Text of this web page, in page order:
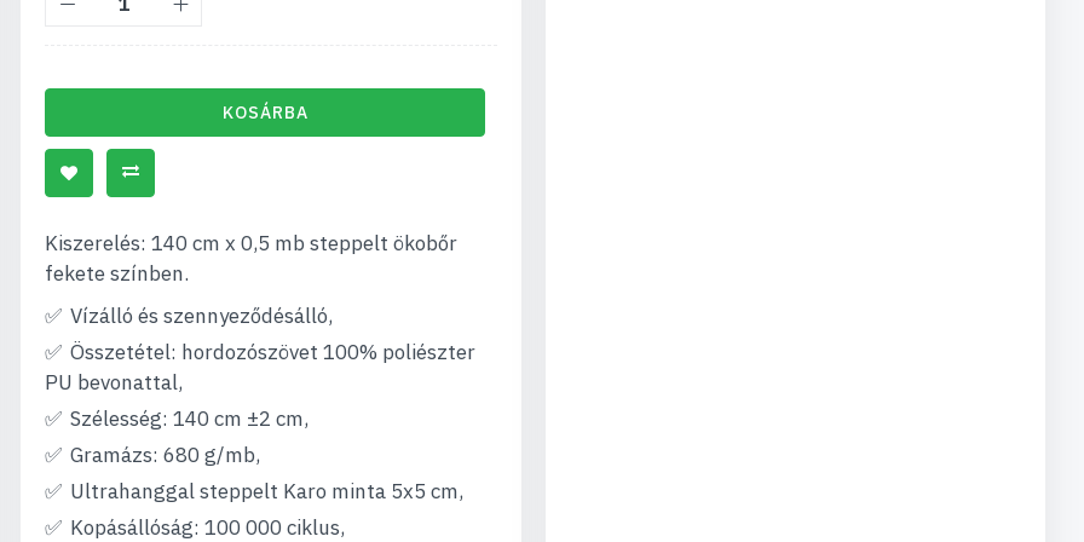
KOSÁRBA
Kiszerelés: 140 cm x 0,5 mb steppelt ökobőr
fekete színben.
Vízálló és szennyeződésálló,
Összetétel: hordozószövet 100% poliészter
PU bevonattal,
Szélesség: 140 cm ±2 cm,
Gramázs: 680 g/mb,
Ultrahanggal steppelt Karo minta 5x5 cm,
Kopásállóság: 100 000 ciklus,